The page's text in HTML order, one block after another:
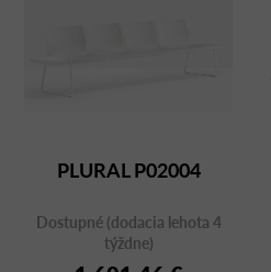
PLURAL P02004
Dostupné (dodacia lehota 4
týždne)